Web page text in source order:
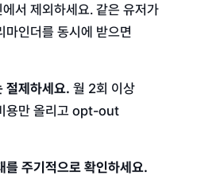
서 제외하세요. 같은 유저가
마인더를 동시에 받으면
절제하세요. 월 2회 이상
용만 올리고 opt-out
를 주기적으로 확인하세요.